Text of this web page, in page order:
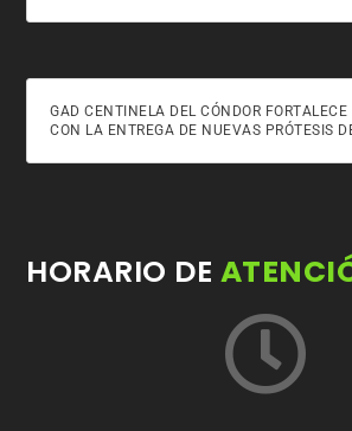
GAD CENTINELA DEL CÓNDOR
CON LA ENTREGA DE NUEVAS PRÓTESIS
HORARIO DE